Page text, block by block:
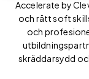
Accelerate by
och rätt soft
och
skräddarsydd